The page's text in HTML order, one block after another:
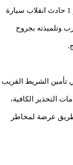
شهد أحد أطراف الشاطئ المحاذي لمنطقة كبانو 1 حادث انقلاب سيارة
وتلميذته بجروح
تأمين الشريط القريب
التحذير الكافية،
عرضة لمخاطر